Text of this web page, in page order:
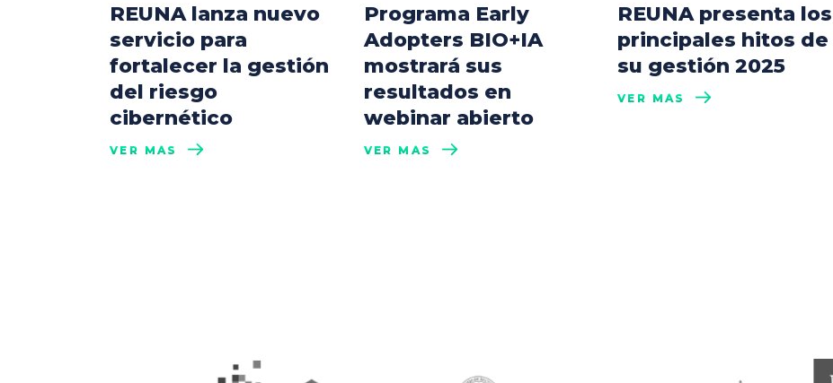
REUNA lanza nuevo
servicio para
fortalecer la gestión
del riesgo
cibernético
VER MÁS
Programa Early
Adopters BIO+IA
mostrará sus
resultados en
webinar abierto
VER MÁS
REUNA presenta los
principales hitos de
su gestión 2025
VER MÁS